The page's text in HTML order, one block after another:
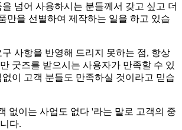
넘어 사용하시는 분들께서 갖고 싶고 더
만을 선별하여 제작하는 일을 하고 있습
사항을 반영해 드리지 못하는 점, 항상
굿즈를 받으시는 사용자가 만족할 수 있
이 고객 분들도 만족하실 것이라고 믿습
없이는 사업도 없다 '라는 말로 고객의 중
다.